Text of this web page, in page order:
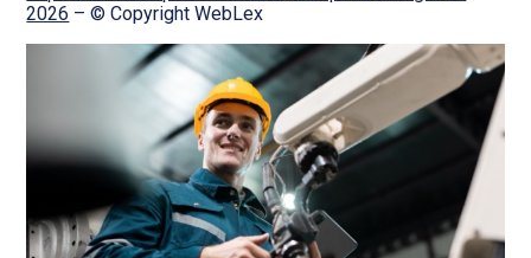
2026 – © Copyright WebLex